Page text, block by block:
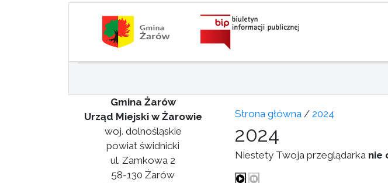
Gmina Żarów
Urząd Miejski w Żarowie
woj. dolnośląskie
powiat świdnicki
ul. Zamkowa 2
58-130 Żarów
Strona główna / 2024
2024
Niestety Twoja przeglądarka nie